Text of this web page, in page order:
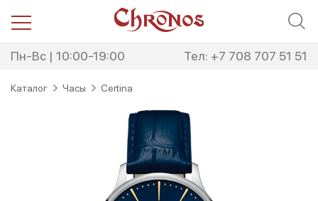
Пн-Вс | 10:00-19:00 Тел: +7 708 707 51 51
Каталог Часы Certina